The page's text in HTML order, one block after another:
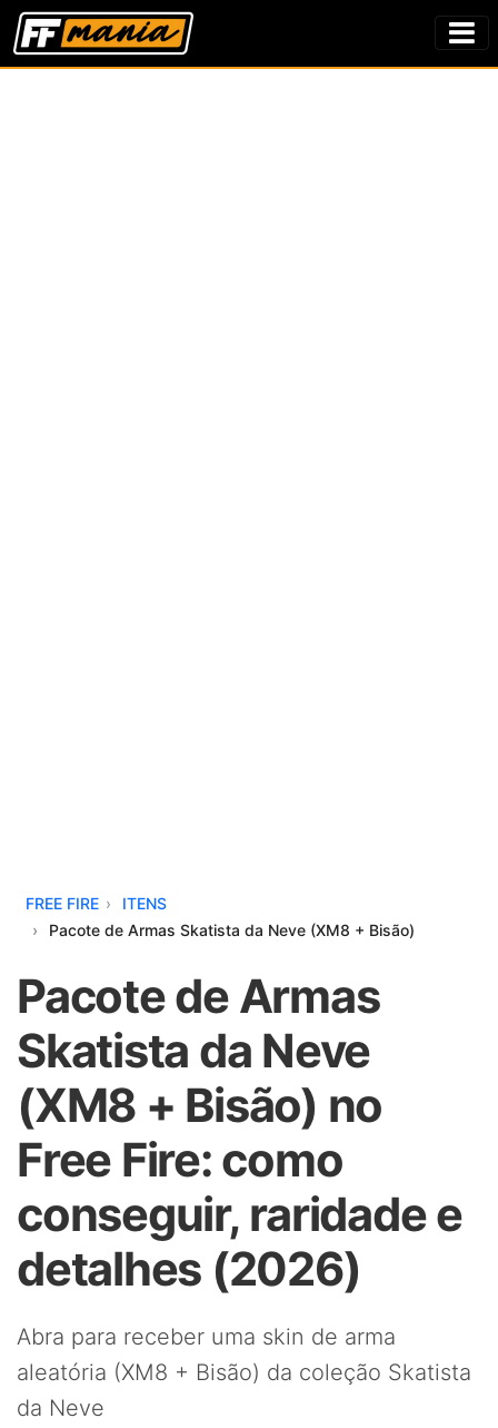
FREE FIRE
ITENS
Pacote de Armas Skatista da Neve (XM8 + Bisão)
Pacote de Armas
Skatista da Neve
(XM8 + Bisão) no
Free Fire: como
conseguir, raridade e
detalhes (2026)
Abra para receber uma skin de arma
aleatória (XM8 + Bisão) da coleção Skatista
da Neve